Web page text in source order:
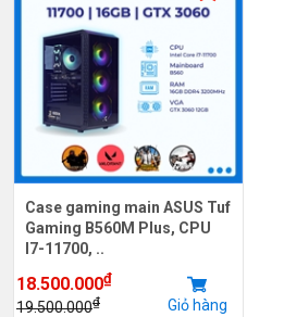
Case gaming main ASUS Tuf
Gaming B560M Plus, CPU
I7-11700, ..
18.500.000₫
19.500.000₫ Giỏ hàng